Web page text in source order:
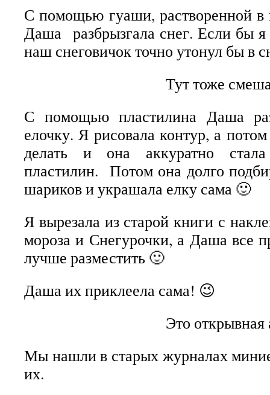
С помощью гуаши, растворенной в
Даша разбрызгала снег. Если бы я
наш снеговичок точно утонул бы в
Тут тоже
С помощью пластилина Даша
елочку. Я рисовала контур, а
делать и она аккуратно
пластилин. Потом она долго
шариков и украшала елку сама 🙂
Я вырезала из старой книги с
мороза и Снегурочки, а Даша все
лучше разместить 🙂
Даша их приклеела сама! 😉
Это
Мы нашли в старых журналах
их.